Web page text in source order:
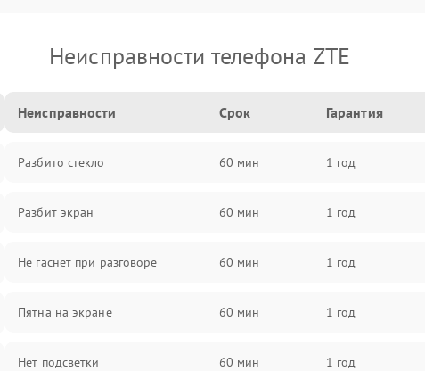
Неисправности телефона ZTE
Неисправности Срок Гарантия
Разбито стекло 60 мин 1 год
Разбит экран 60 мин 1 год
Не гаснет при разговоре 60 мин 1 год
Пятна на экране 60 мин 1 год
Нет подсветки 60 мин 1 год